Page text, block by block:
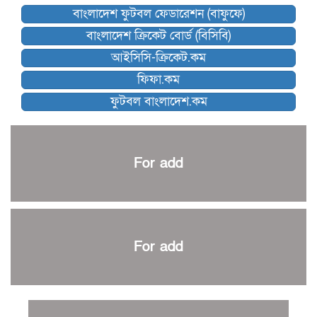
কিংস অ্যারেনায় ফাইনাল খেলবে না মোহামেডান!
কিউট-ডিআরইউ দাবায় মোরসালিন চ্যাম্পিয়ন
ব্রাদার্সকে হারিয়ে ফাইনালে মোহামেডান
নেইমারকে নিয়েই বিশ্বকাপে ব্রাজিলের প্রাথমিক স্কোয়াড
আর্জেন্টিনার ৫৫ সদস্যের প্রাথমিক দল ঘোষণা
পাকিস্তানের বিপক্ষে ঐতিহাসিক জয়ে ক্রীড়া প্রতিমন্ত্রীর অভিনন্দন
শান্ত-মুমিনুলদের ব্যাটে প্রথম দিন বাংলাদেশের
প্রচার বিমুখ এক ক্রীড়া অন্তপ্রাণ সংগঠক
নতুন সভাপতি পাচ্ছে ক্রিকেটের আইন প্রণয়নকারী সংস্থা এমসিসি
বাংলাদেশ ফুটবল ফেডারেশন (বাফুফে)
বাংলাদেশ ক্রিকেট বোর্ড (বিসিবি)
আইসিসি-ক্রিকেট.কম
ফিফা.কম
ফুটবল বাংলাদেশ.কম
For add
For add